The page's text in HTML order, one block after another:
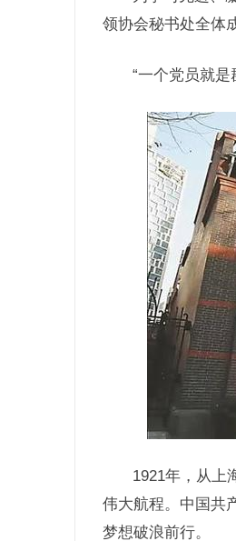
领协会秘书处全体
“一个党员就是
1921年，从上
伟大航程。中国共
梦想破浪前行。